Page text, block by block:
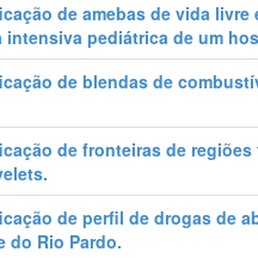
de amebas de vida
intensiva pediátrica de um
de blendas de
de fronteiras de
de perfil de drogas de
do Rio Pardo.